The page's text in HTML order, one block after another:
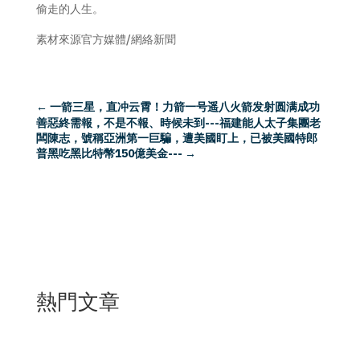
偷走的人生。
素材來源官方媒體/網絡新聞
← 一箭三星，直冲云霄！力箭一号遥八火箭发射圆满成功
善惡終需報，不是不報、時候未到---福建能人太子集團老
闆陳志，號稱亞洲第一巨騙，遭美國盯上，已被美國特郎
普黑吃黑比特幣150億美金--- →
熱門文章